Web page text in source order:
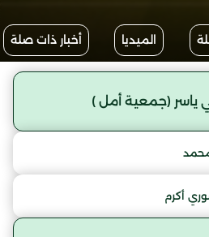
الميديا أخبار ذات صلة
(جمعية أمل )
أكرم